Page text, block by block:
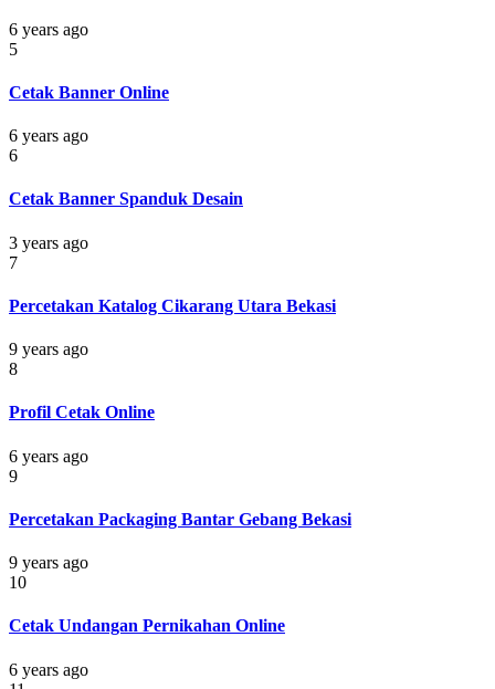
6 years ago
5
Cetak Banner Online
6 years ago
6
Cetak Banner Spanduk Desain
3 years ago
7
Percetakan Katalog Cikarang Utara Bekasi
9 years ago
8
Profil Cetak Online
6 years ago
9
Percetakan Packaging Bantar Gebang Bekasi
9 years ago
10
Cetak Undangan Pernikahan Online
6 years ago